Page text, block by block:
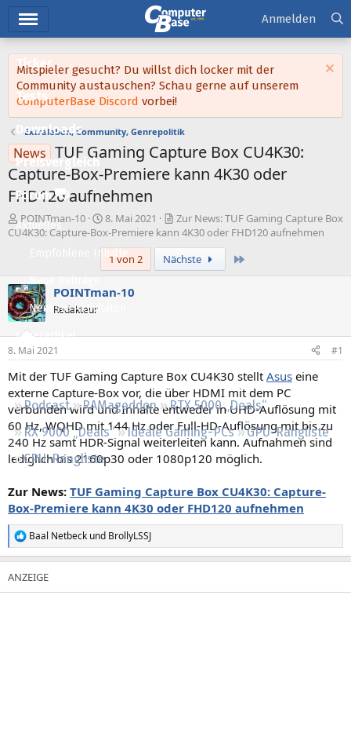
Ticker
Tests
Downloads
Preisvergleich
Forum
Aktuelles
Empfohlene Inhalte
Neue Beiträge
Neueste Aktivitäten
Leserartikel
Regeln
Podcast RAMageddon
RTX 5000 „Deals“
RX 9000 „Deals“
Ideale Gaming-PCs
GPU-Rangliste
CPU-Rangliste
Anmelden
Mitspieler gesucht? Du willst dich locker mit der
Community austauschen? Schau gerne auf unserem
ComputerBase Discord vorbei!
Extraleben, Community, Genrepolitik
News TUF Gaming Capture Box CU4K30:
Capture-Box-Premiere kann 4K30 oder
FHD120 aufnehmen
E
r
l
l
e
POINTman-10
E
r
s
t
e
l
8. Mai 2021
Zur News: TUF Gaming Capture Box
CU4K30: Capture-Box-Premiere kann 4K30 oder FHD120 aufnehmen
1 von 2
Nächste
POINTman-10
Redakteur
8. Mai 2021 #1
Mit der TUF Gaming Capture Box CU4K30 stellt Asus eine
externe Capture-Box vor, die über HDMI mit dem PC
verbunden wird und Inhalte entweder in UHD-Auflösung mit
60 Hz, WQHD mit 144 Hz oder Full-HD-Auflösung mit bis zu
240 Hz samt HDR-Signal weiterleiten kann. Aufnahmen sind
lediglich bis 2160p30 oder 1080p120 möglich.
Zur News: TUF Gaming Capture Box CU4K30: Capture-
Box-Premiere kann 4K30 oder FHD120 aufnehmen
R
e
a
k
t
Baal Netbeck und BrollyLSSJ